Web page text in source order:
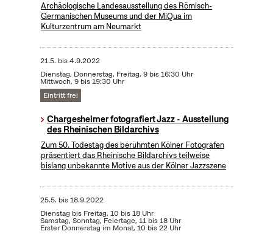
Archäologische Landesausstellung des Römisch-
Germanischen Museums und der MiQua im
Kulturzentrum am Neumarkt
21.5. bis4.9.2022
Dienstag, Donnerstag, Freitag, 9 bis 16:30 Uhr
Mittwoch, 9 bis 19:30 Uhr
Eintritt frei
Chargesheimer fotografiert Jazz - Ausstellung
des Rheinischen Bildarchivs
Zum 50. Todestag des berühmten Kölner Fotografen
präsentiert das Rheinische Bildarchivs teilweise
bislang unbekannte Motive aus der Kölner Jazzszene
25.5. bis18.9.2022
Dienstag bis Freitag, 10 bis 18 Uhr
Samstag, Sonntag, Feiertage, 11 bis 18 Uhr
Erster Donnerstag im Monat, 10 bis 22 Uhr